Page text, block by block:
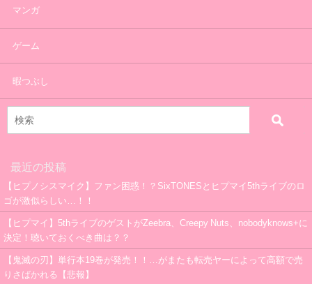
マンガ
ゲーム
暇つぶし
最近の投稿
【ヒプノシスマイク】ファン困惑！？SixTONESとヒプマイ5thライブのロ
ゴが激似らしい…！！
【ヒプマイ】5thライブのゲストがZeebra、Creepy Nuts、nobodyknows+に
決定！聴いておくべき曲は？？
【鬼滅の刃】単行本19巻が発売！！…がまたも転売ヤーによって高額で売
りさばかれる【悲報】